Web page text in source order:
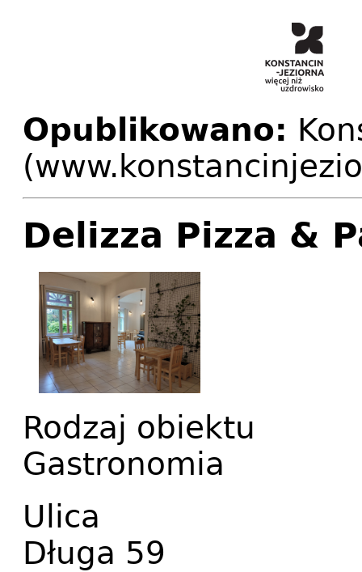
Opublikowano:
Delizza Pizza &
Rodzaj obiektu
Gastronomia
Ulica
Długa 59